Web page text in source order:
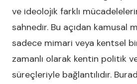
ve ideolojik farklı
sahnedir. Bu açıdan kamusal
sadece mimari veya kentsel
zamanlı olarak kentin politik
süreçleriyle bağlantılıdır.